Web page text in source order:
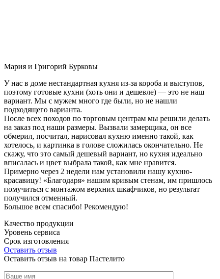
Мария и Григорий Бурковы
У нас в доме нестандартная кухня из-за короба и выступов,
поэтому готовые кухни (хоть они и дешевле) — это не наш
вариант. Мы с мужем много где были, но не нашли
подходящего варианта.
После всех походов по торговым центрам мы решили делать
на заказ под наши размеры. Вызвали замерщика, он все
обмерил, посчитал, нарисовал кухню именно такой, как
хотелось, и картинка в голове сложилась окончательно. Не
скажу, что это самый дешевый вариант, но кухня идеально
вписалась и цвет выбрала такой, как мне нравится.
Примерно через 2 недели нам установили нашу кухню-
красавицу! «Благодаря» нашим кривым стенам, им пришлось
помучиться с монтажом верхних шкафчиков, но результат
получился отменный.
Большое всем спасибо! Рекомендую!
Качество продукции
Уровень сервиса
Срок изготовления
Оставить отзыв
Оставить отзыв на товар Пастелито